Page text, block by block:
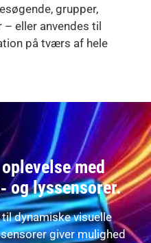
grupper,
eller anvendes til
på tværs af hele
med
og lyssensorer.
dynamiske visuelle
giver mulighed